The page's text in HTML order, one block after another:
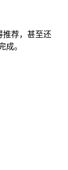
荐，甚至还
。